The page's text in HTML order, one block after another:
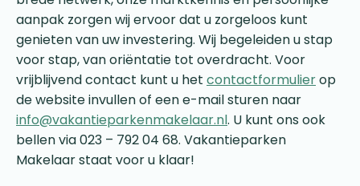
aanpak zorgen wij ervoor dat u zorgeloos kunt
genieten van uw investering. Wij begeleiden u stap
voor stap, van oriëntatie tot overdracht. Voor
vrijblijvend contact kunt u het contactformulierop
de website invullen of een e-mail sturen naar
info@vakantieparkenmakelaar.nl. U kunt ons ook
bellen via 023 – 792 04 68. Vakantieparken
Makelaar staat voor u klaar!